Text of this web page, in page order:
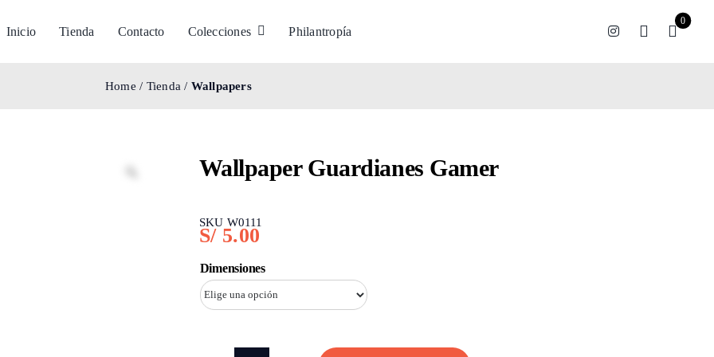
Inicio Tienda Contacto Colecciones Philantropía
0
Home / Tienda / Wallpapers
Wallpaper Guardianes Gamer
SKU W0111
S/5.00
Dimensiones